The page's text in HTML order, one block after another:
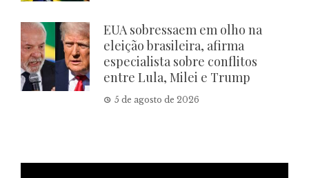
EUA sobressaem em olho na
eleição brasileira, afirma
especialista sobre conflitos
entre Lula, Milei e Trump
5 de agosto de 2026